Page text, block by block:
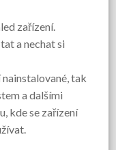
zařízení.
a nechat si
tak
a dalšími
kde se zařízení